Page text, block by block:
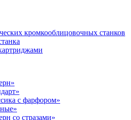
кромкооблицовочных станков
с фарфором»
со стразами»